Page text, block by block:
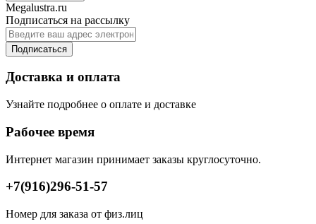
Megalustra.ru
Подписаться на рассылку
Подписаться
Доставка и оплата
Узнайте подробнее о оплате и доставке
Рабочее время
Интернет магазин принимает заказы круглосуточно.
+7(916)296-51-57
Номер для заказа от физ.лиц